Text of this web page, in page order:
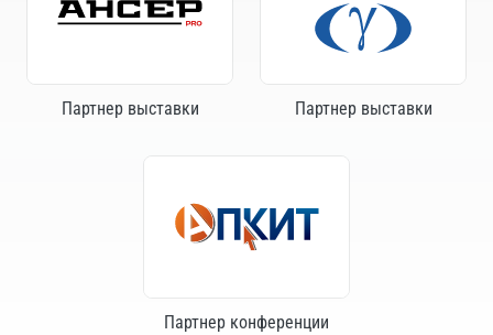
Партнер выставки Партнер выставки
Партнер конференции